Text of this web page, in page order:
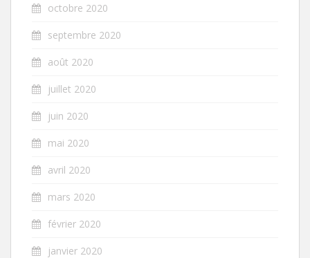
octobre 2020
septembre 2020
août 2020
juillet 2020
juin 2020
mai 2020
avril 2020
mars 2020
février 2020
janvier 2020